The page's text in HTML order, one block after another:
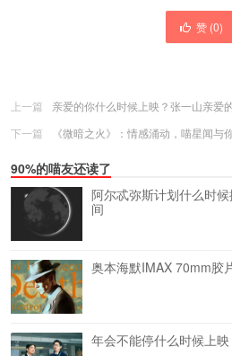
赞 (0)
上一篇
亲爱的你什么时候上映？张一山亲爱
下一篇
《微暗之火》：情感涌动，喵星闻与
90%的喵友还读了
阿尔忒弥斯计划什么时
间
奥本海默IMAX 70mm胶
年会不能停什么时候上